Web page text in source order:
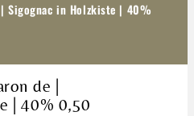
Sigognac in Holzkiste | 40%
de |
| 40% 0,50